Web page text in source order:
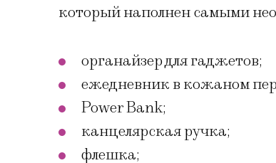
который наполнен самыми
органайзер для гаджетов;
ежедневник в кожаном
Power Bank;
канцелярская ручка;
флешка;